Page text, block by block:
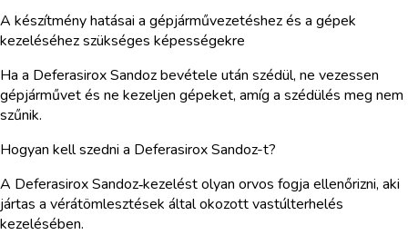
A készítmény hatásai a gépjárművezetéshez és a gépek
kezeléséhez szükséges képességekre
Ha a Deferasirox Sandoz bevétele után szédül, ne vezessen
gépjárművet és ne kezeljen gépeket, amíg a szédülés meg nem
szűnik.
Hogyan kell szedni a Deferasirox Sandoz-t?
A Deferasirox Sandoz‑kezelést olyan orvos fogja ellenőrizni, aki
jártas a vérátömlesztések által okozott vastúlterhelés
kezelésében.